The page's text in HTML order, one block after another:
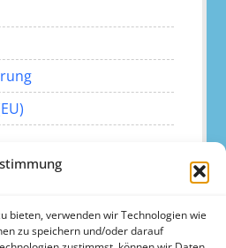
bieten, verwenden wir Technologien wie
zu speichern und/oder darauf
Facebook
Mail